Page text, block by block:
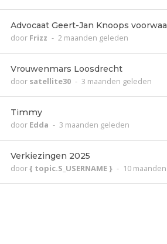
Advocaat Geert-Jan Knoops
door Frizz - 2 maanden geleden
Vrouwenmars Loosdrecht
door satellite30 - 3 maanden geleden
Timmy
door Edda - 3 maanden geleden
Verkiezingen 2025
door{ topic.S_USERNAME } - 10